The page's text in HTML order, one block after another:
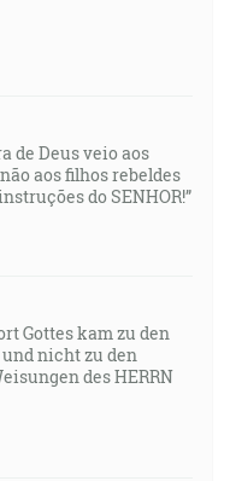
de Deus veio aos
aos filhos rebeldes
do SENHOR!”
Gottes kam zu den
nicht zu den
des HERRN